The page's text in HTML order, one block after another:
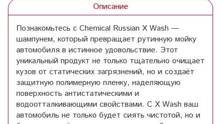
Описание
Познакомьтесь с Chemical Russian X Wash —
шампунем, который превращает рутинную мойку
автомобиля в истинное удовольствие. Этот
уникальный продукт не только тщательно очищает
кузов от статических загрязнений, но и создаёт
защитную полимерную пленку, наделяющую
поверхность антистатическими и
водоотталкивающими свойствами. С X Wash ваш
автомобиль не только будет сиять чистотой, но и